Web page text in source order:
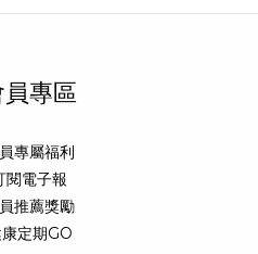
員專區
專屬福利
閱電子報
推薦獎勵
定期GO